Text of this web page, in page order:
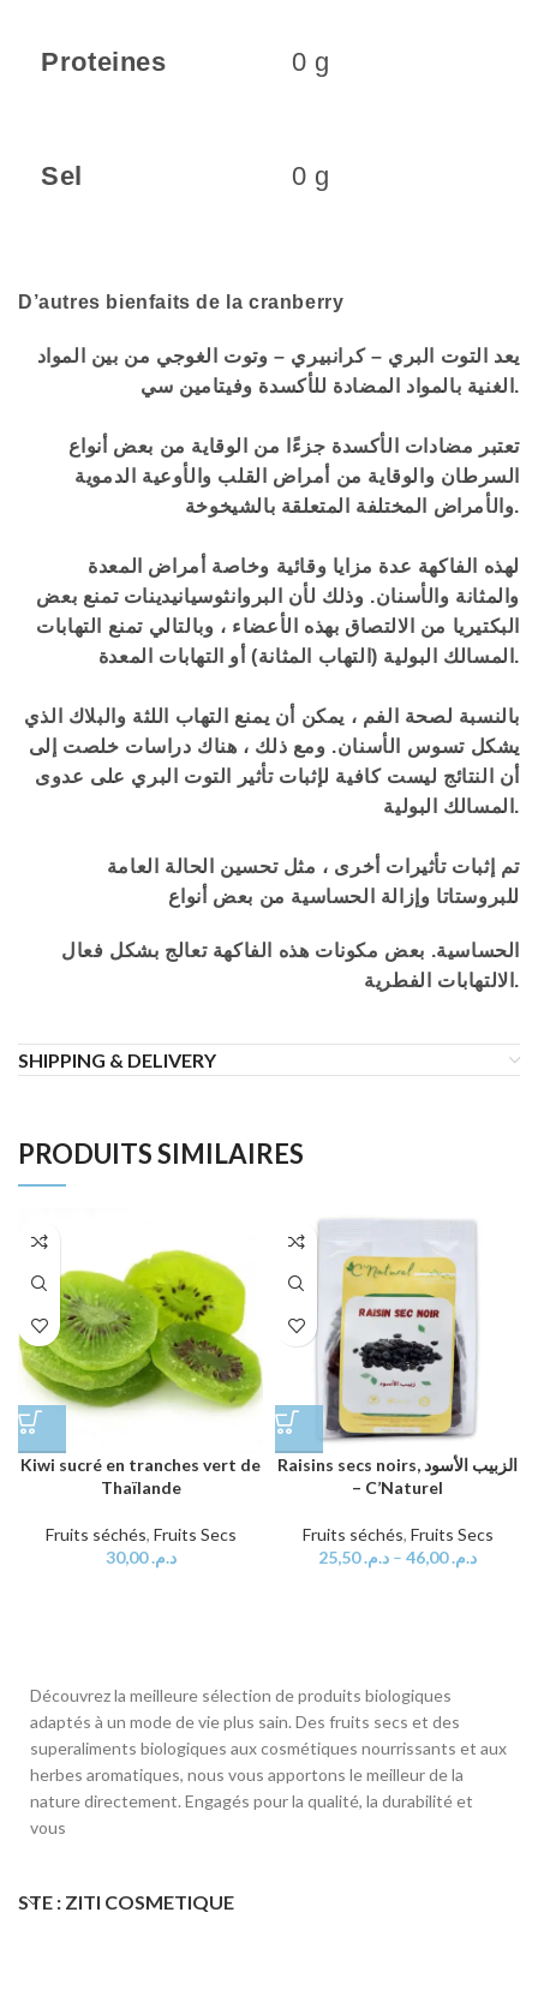
Proteines 0 g
Sel 0 g
D’autres bienfaits de la cranberry
يعد التوت البري – كرانبيري – وتوت الغوجي من بين المواد
الغنية بالمواد المضادة للأكسدة وفيتامين سي.
تعتبر مضادات الأكسدة جزءًا من الوقاية من بعض أنواع
السرطان والوقاية من أمراض القلب والأوعية الدموية
والأمراض المختلفة المتعلقة بالشيخوخة.
لهذه الفاكهة عدة مزايا وقائية وخاصة أمراض المعدة
والمثانة والأسنان. وذلك لأن البروانثوسيانيدينات تمنع بعض
البكتيريا من الالتصاق بهذه الأعضاء ، وبالتالي تمنع التهابات
المسالك البولية (التهاب المثانة) أو التهابات المعدة.
بالنسبة لصحة الفم ، يمكن أن يمنع التهاب اللثة والبلاك الذي
يشكل تسوس الأسنان. ومع ذلك ، هناك دراسات خلصت إلى
أن النتائج ليست كافية لإثبات تأثير التوت البري على عدوى
المسالك البولية.
تم إثبات تأثيرات أخرى ، مثل تحسين الحالة العامة
للبروستاتا وإزالة الحساسية من بعض أنواع
الحساسية. بعض مكونات هذه الفاكهة تعالج بشكل فعال
الالتهابات الفطرية.
SHIPPING & DELIVERY
PRODUITS SIMILAIRES
Kiwi sucré en tranches vert de
Thaïlande
Fruits séchés, Fruits Secs
د.م.30,00
Raisins secs noirs, الزبيب الأسود
– C’Naturel
Fruits séchés, Fruits Secs
د.م.25,50 – د.م.46,00
Découvrez la meilleure sélection de produits biologiques
adaptés à un mode de vie plus sain. Des fruits secs et des
superaliments biologiques aux cosmétiques nourrissants et aux
herbes aromatiques, nous vous apportons le meilleur de la
nature directement. Engagés pour la qualité, la durabilité et
vous
STE : ZITI COSMETIQUE